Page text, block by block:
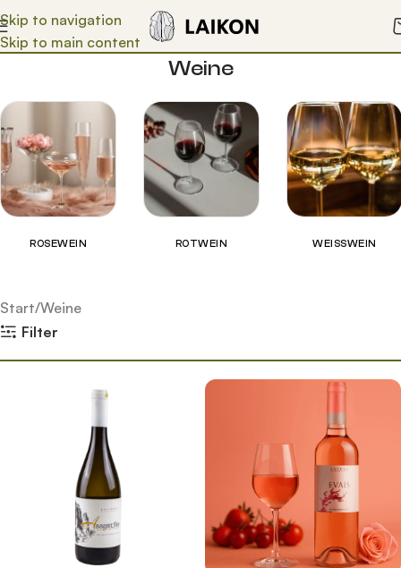
Skip to navigation
Skip to main content
Weine
ROSEWEIN ROTWEIN WEISSWEIN
Start Weine
Filter